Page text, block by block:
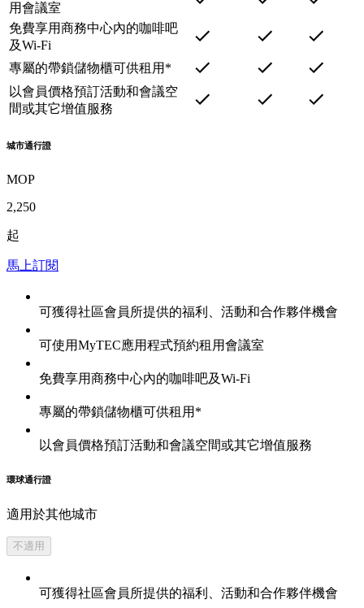
用會議室
免費享用商務中心內的咖啡吧
及Wi-Fi
專屬的帶鎖儲物櫃可供租用*
以會員價格預訂活動和會議空
間或其它增值服務
城市通行證
MOP
2,250
起
馬上訂閱
可獲得社區會員所提供的福利、活動和合作夥伴機會
可使用MyTEC應用程式預約租用會議室
免費享用商務中心內的咖啡吧及Wi-Fi
專屬的帶鎖儲物櫃可供租用*
以會員價格預訂活動和會議空間或其它增值服務
環球通行證
適用於其他城市
不適用
可獲得社區會員所提供的福利、活動和合作夥伴機會